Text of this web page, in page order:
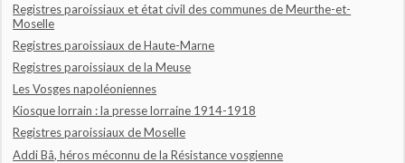
Registres paroissiaux et état civil des communes de Meurthe-et-
Moselle
Registres paroissiaux de Haute-Marne
Registres paroissiaux de la Meuse
Les Vosges napoléoniennes
Kiosque lorrain : la presse lorraine 1914-1918
Registres paroissiaux de Moselle
Addi Bâ, héros méconnu de la Résistance vosgienne